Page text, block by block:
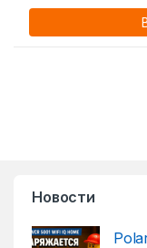
Новости